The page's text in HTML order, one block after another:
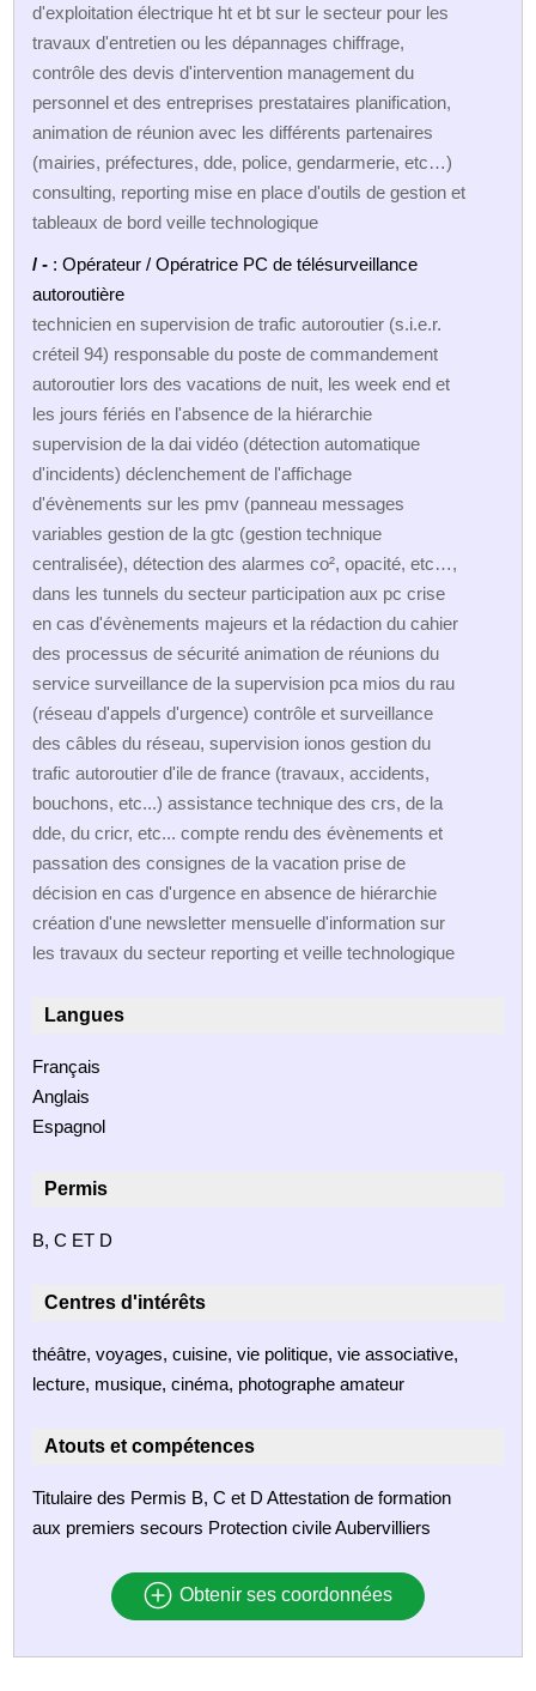
d'exploitation électrique ht et bt sur le secteur pour les
travaux d'entretien ou les dépannages chiffrage,
contrôle des devis d'intervention management du
personnel et des entreprises prestataires planification,
animation de réunion avec les différents partenaires
(mairies, préfectures, dde, police, gendarmerie, etc…)
consulting, reporting mise en place d'outils de gestion et
tableaux de bord veille technologique
/ - : Opérateur / Opératrice PC de télésurveillance
autoroutière
technicien en supervision de trafic autoroutier (s.i.e.r.
créteil 94) responsable du poste de commandement
autoroutier lors des vacations de nuit, les week end et
les jours fériés en l'absence de la hiérarchie
supervision de la dai vidéo (détection automatique
d'incidents) déclenchement de l'affichage
d'évènements sur les pmv (panneau messages
variables gestion de la gtc (gestion technique
centralisée), détection des alarmes co², opacité, etc…,
dans les tunnels du secteur participation aux pc crise
en cas d'évènements majeurs et la rédaction du cahier
des processus de sécurité animation de réunions du
service surveillance de la supervision pca mios du rau
(réseau d'appels d'urgence) contrôle et surveillance
des câbles du réseau, supervision ionos gestion du
trafic autoroutier d'ile de france (travaux, accidents,
bouchons, etc...) assistance technique des crs, de la
dde, du cricr, etc... compte rendu des évènements et
passation des consignes de la vacation prise de
décision en cas d'urgence en absence de hiérarchie
création d'une newsletter mensuelle d'information sur
les travaux du secteur reporting et veille technologique
Langues
Français
Anglais
Espagnol
Permis
B, C ET D
Centres d'intérêts
théâtre, voyages, cuisine, vie politique, vie associative,
lecture, musique, cinéma, photographe amateur
Atouts et compétences
Titulaire des Permis B, C et D Attestation de formation
aux premiers secours Protection civile Aubervilliers
Obtenir ses coordonnées